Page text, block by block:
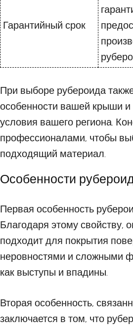
Гарантийный срок
При выборе рубероида
особенности вашей крыши и
условия вашего региона.
профессионалами, чтобы
подходящий материал.
Особенности
Первая особенность
Благодаря этому свойству,
подходит для покрытия
неровностями и сложными
как выступы и впадины.
Вторая особенность,
заключается в том, что